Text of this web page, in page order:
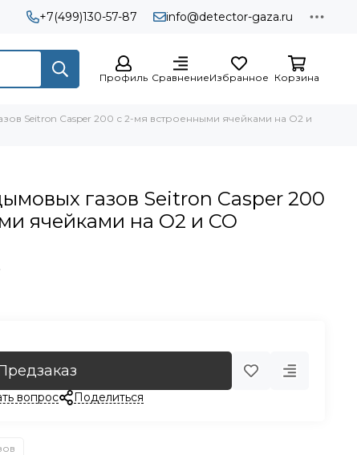
+7(499)130-57-87 info@detector-gaza.ru
Профиль СравнениеИзбранное Корзина
Seitron Casper 200 с 2-мя встроенными ячейками на О2 и
газов Seitron Casper 200
ячейками на О2 и СО
вопрос Поделиться